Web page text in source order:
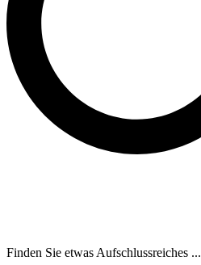
Finden Sie etwas Aufschlussreiches ...